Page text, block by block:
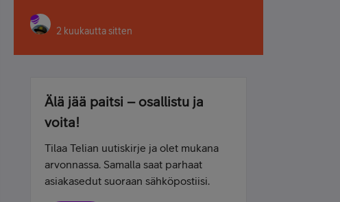
2 kuukautta sitten
Älä jää paitsi – osallistu ja
voita!
Tilaa Telian uutiskirje ja olet mukana
arvonnassa. Samalla saat parhaat
asiakasedut suoraan sähköpostiisi.